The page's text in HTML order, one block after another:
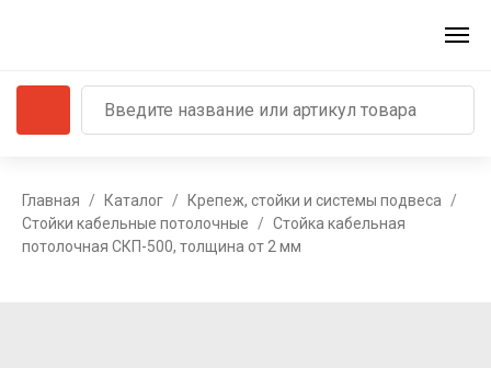
Главная Каталог
Крепеж, стойки и системы подвеса
Стойки кабельные потолочные
Стойка кабельная
потолочная СКП-500, толщина от 2 мм